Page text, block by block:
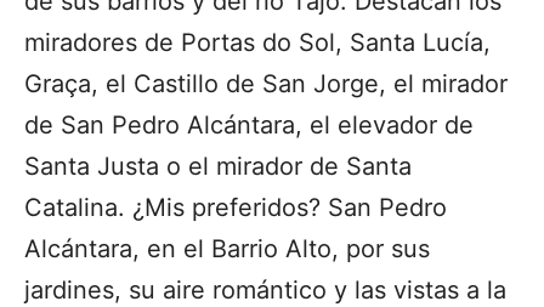
miradores de Portas do Sol, Santa Lucía,
Graça, el Castillo de San Jorge, el mirador
de San Pedro Alcántara, el elevador de
Santa Justa o el mirador de Santa
Catalina. ¿Mis preferidos? San Pedro
Alcántara, en el Barrio Alto, por sus
jardines, su aire romántico y las vistas a la